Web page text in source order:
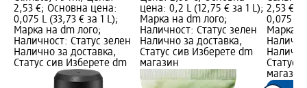
2,53 €; Основна цена:
0,075 L (33,73 € за 1 L);
Марка на dm лого;
Наличност: Статус зелен
Налично за доставка,
Статус сив Изберете dm
цена: 0,2 L (12,75 € за 1 L);
Марка на dm лого;
Наличност: Статус зелен
Налично за доставка,
Статус сив Изберете dm
магазин
2,53 €;
0,075 L
Марка
Статус
магазин